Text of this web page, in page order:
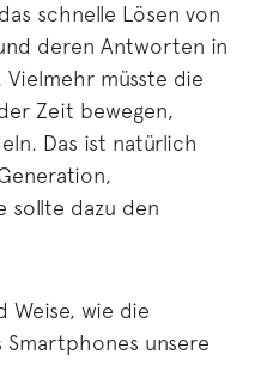
schnelle Lösen von
deren Antworten in
Vielmehr müsste die
Zeit bewegen,
Das ist natürlich
sollte dazu den
Weise, wie die
unsere